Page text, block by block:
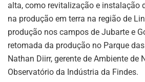
alta, como revitalização e instalação
na produção em terra na região de
produção nos campos de Jubarte e
retomada da produção no Parque
Nathan Diirr, gerente de Ambiente de
Observatório da Indústria da Findes.